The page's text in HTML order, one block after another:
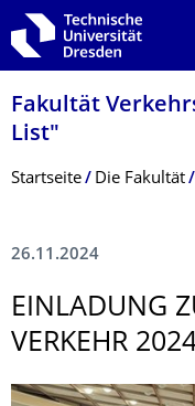
Zur Hauptnavigation
Zur Suche springen
Zum Inhalt springen
Fakultät
List"
Breadcrumb-Menü
Startseite Die Fakultät
26.11.2024
EINLADUNG
VERKEHR